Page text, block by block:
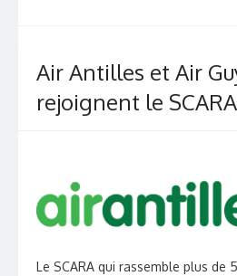
Air Antilles et Air
rejoignent le SCARA
Le SCARA qui rassemble plus de